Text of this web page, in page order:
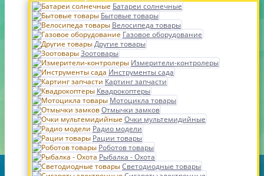
Батареи солнечные
Бытовые товары
Велосипеда товары
Газовое оборудование
Другие товары
Зоотовары
Измерители-контролеры
Инструменты сада
Картинг запчасти
Квадрокоптеры
Мотоцикла товары
Отмычки замков
Очки мультемидийные
Радио модели
Рации товары
Роботов товары
Рыбалка - Охота
Светодиодные товары